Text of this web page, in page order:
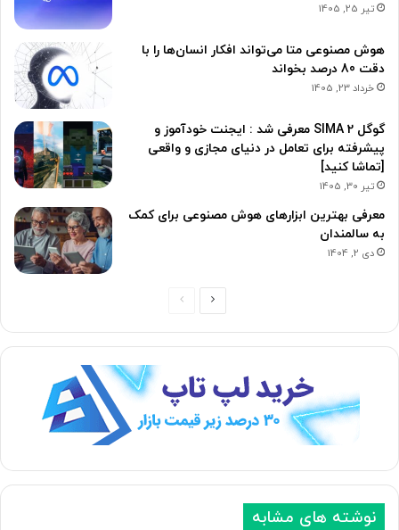
تیر 25, 1405
هوش مصنوعی متا می‌تواند افکار انسان‌ها را با
دقت 80 درصد بخواند
خرداد 23, 1405
گوگل SIMA 2 معرفی شد : ایجنت خودآموز و
پیشرفته برای تعامل در دنیای مجازی و واقعی
[تماشا کنید]
تیر 30, 1405
معرفی بهترین ابزارهای هوش مصنوعی برای کمک
به سالمندان
دی 2, 1404
ح
ق
ب
ی
ح
ه
ع
ی
نوشته های مشابه